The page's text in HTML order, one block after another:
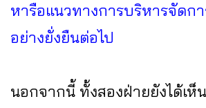
หารือแนวทางการบริหารจัดก
อย่างยั่งยืนต่อไป
นอกจากนี้ ทั้งสองฝ่ายยังได้เห็